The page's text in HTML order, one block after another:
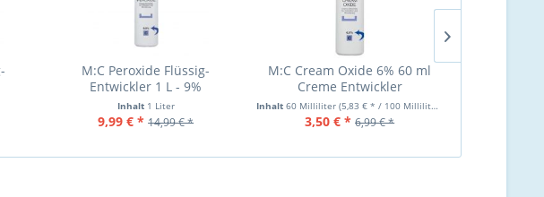
M:C Peroxide Flüssig-
Entwickler 1 L - 9%
Inhalt 1 Liter
9,99 € * 14,99 € *
M:C Cream Oxide 6% 60 ml
Creme Entwickler
Inhalt60 Milliliter(5,83 € * / 100 Milliliter)
3,50 € * 6,99 € *